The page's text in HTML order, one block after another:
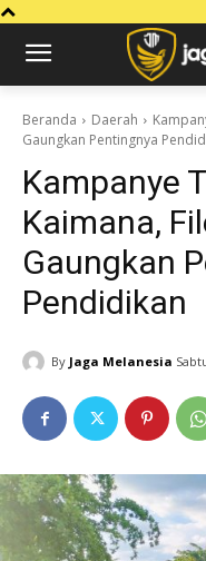
Beranda Daerah
Gaungkan Pentingnya
Kampanye
Kaimana,
Gaungkan
Pendidikan
By Jaga Melanesia